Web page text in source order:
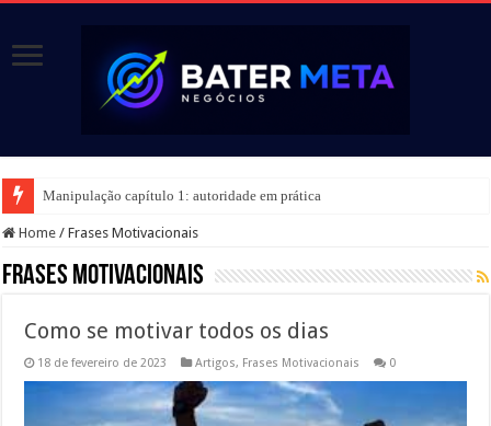
Manipulação capítulo 1: autoridade em prática
Home / Frases Motivacionais
Frases Motivacionais
Como se motivar todos os dias
18 de fevereiro de 2023 Artigos, Frases Motivacionais 0